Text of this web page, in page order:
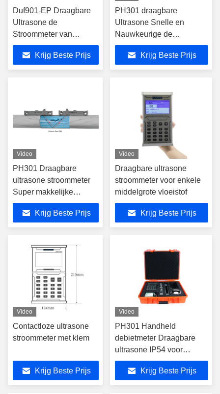
Duf901-EP Draagbare
Ultrasone de
Stroommeter van
Doppler 0,05 - 12 m/s
Krijg Beste Prijs
PH301 draagbare
Ultrasone Snelle en
Nauwkeurige de
Stroommeting van de
StroommeterKrijg Beste Prijs
Video
PH301 Draagbare
ultrasone stroommeter
Super makkelijke
installatie
Krijg Beste Prijs
Video
Draagbare ultrasone
stroommeter voor enkele
middelgrote vloeistof
Krijg Beste Prijs
Video
Contactloze ultrasone
stroommeter met klem
Krijg Beste Prijs
Video
PH301 Handheld
debietmeter Draagbare
ultrasone IP54 voor
rioolwaterzuivering
Krijg Beste Prijs